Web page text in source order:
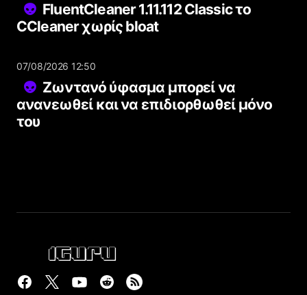
FluentCleaner 1.11.112 Classic το
CCleaner χωρίς bloat
07/08/2026 12:50
Ζωντανό ύφασμα μπορεί να
ανανεωθεί και να επιδιορθωθεί μόνο
του